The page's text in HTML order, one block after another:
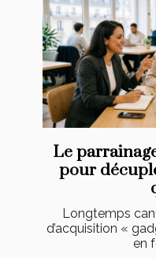
Le
pour
Longtemps
d’acquisition «
en